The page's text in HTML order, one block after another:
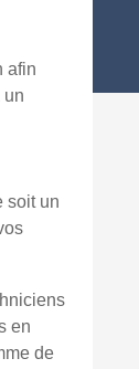
afin
un
soit un
en
de